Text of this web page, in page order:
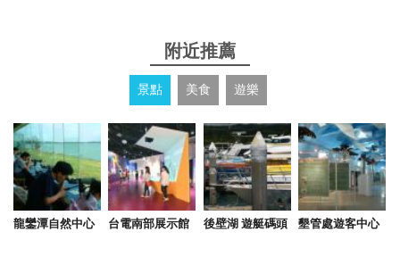
附近推薦
景點 美食 遊樂
龍鑾潭自然中心 台電南部展示館 後壁湖 遊艇碼頭 墾管處遊客中心